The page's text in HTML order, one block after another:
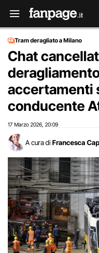
Tram deragliato a Milano
Chat
accertamenti
conducente
17 Marzo 2026 20:09
A cura di Francesca